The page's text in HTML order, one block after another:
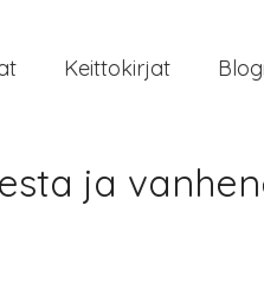
Keittokirjat Blogi
ja